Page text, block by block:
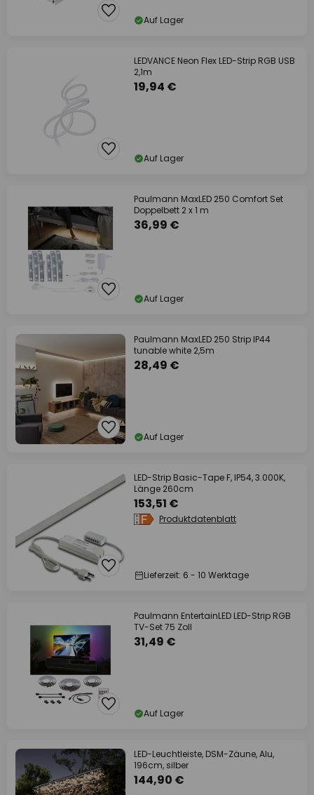
Auf Lager
LEDVANCE Neon Flex LED-Strip RGB USB
2,1m
19,94 €
Auf Lager
Paulmann MaxLED 250 Comfort Set
Doppelbett 2 x 1 m
36,99 €
Auf Lager
Paulmann MaxLED 250 Strip IP44
tunable white 2,5m
28,49 €
Auf Lager
LED-Strip Basic-Tape F, IP54, 3.000K,
Länge 260cm
153,51 €
Produktdatenblatt
Lieferzeit: 6 - 10 Werktage
Paulmann EntertainLED LED-Strip RGB
TV-Set 75 Zoll
31,49 €
Auf Lager
LED-Leuchtleiste, DSM-Zäune, Alu,
196cm, silber
144,90 €